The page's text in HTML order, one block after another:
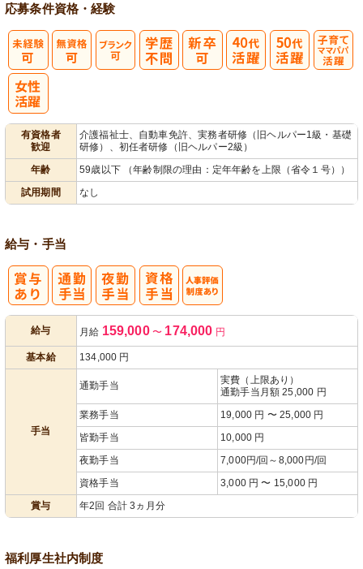
応募条件資格・経験
有資格者
歓迎
介護福祉士、自動車免許、実務者研修（旧ヘルパー1級・基礎
研修）、初任者研修（旧ヘルパー2級）
年齢
59歳以下 （年齢制限の理由：定年年齢を上限（省令１号））
試用期間
なし
給与・手当
給与 月給 159,000 〜 174,000 円
基本給 134,000 円
手当
通勤手当
実費（上限あり）
通勤手当月額 25,000 円
業務手当
19,000 円 〜 25,000 円
皆勤手当
10,000 円
夜勤手当
7,000円/回～8,000円/回
資格手当
3,000 円 〜 15,000 円
賞与
年2回 合計 3ヵ月分
福利厚生社内制度